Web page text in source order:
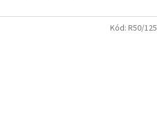
Kód: R50/125